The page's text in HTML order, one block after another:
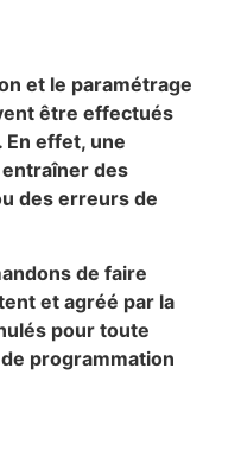
et le paramétrage
être effectués
effet, une
des
des erreurs de
de faire
et agréé par la
pour toute
programmation